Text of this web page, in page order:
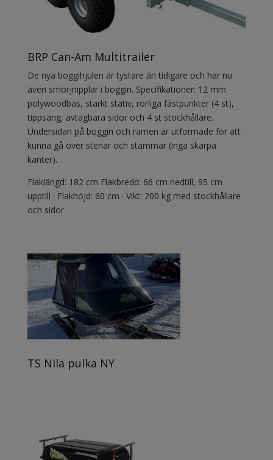
BRP Can-Am Multitrailer
De nya boggihjulen är tystare än tidigare och har nu
även smörjnipplar i boggin. Specifikationer: 12 mm
polywoodbas, starkt stativ, rörliga fästpunkter (4 st),
tippsäng, avtagbara sidor och 4 st stockhållare.
Undersidan på boggin och ramen är utformade för att
kunna gå över stenar och stammar (inga skarpa
kanter).
Flaklängd: 182 cm Flakbredd: 66 cm nedtill, 95 cm
upptill · Flakhöjd: 60 cm · Vikt: 200 kg med stockhållare
och sidor
TS Nila pulka NY